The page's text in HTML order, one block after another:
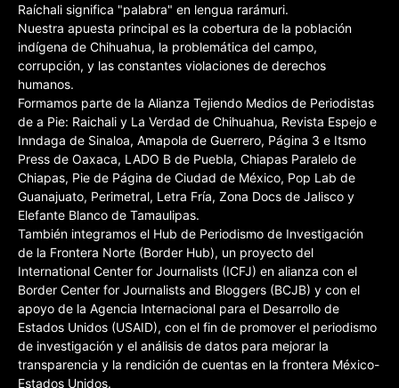
Raíchali significa "palabra" en lengua rarámuri.
Nuestra apuesta principal es la cobertura de la población
indígena de Chihuahua, la problemática del campo,
corrupción, y las constantes violaciones de derechos
humanos.
Formamos parte de la Alianza Tejiendo Medios de Periodistas
de a Pie: Raichali y La Verdad de Chihuahua, Revista Espejo e
Inndaga de Sinaloa, Amapola de Guerrero, Página 3 e Itsmo
Press de Oaxaca, LADO B de Puebla, Chiapas Paralelo de
Chiapas, Pie de Página de Ciudad de México, Pop Lab de
Guanajuato, Perimetral, Letra Fría, Zona Docs de Jalisco y
Elefante Blanco de Tamaulipas.
También integramos el Hub de Periodismo de Investigación
de la Frontera Norte (Border Hub), un proyecto del
International Center for Journalists (ICFJ) en alianza con el
Border Center for Journalists and Bloggers (BCJB) y con el
apoyo de la Agencia Internacional para el Desarrollo de
Estados Unidos (USAID), con el fin de promover el periodismo
de investigación y el análisis de datos para mejorar la
transparencia y la rendición de cuentas en la frontera México-
Estados Unidos.